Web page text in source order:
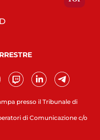
presso il Tribunale di
di Comunicazione c/o